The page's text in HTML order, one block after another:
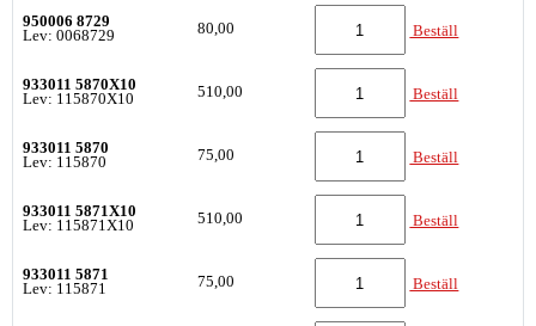
950006 8729
Lev: 0068729
80,00 Beställ
933011 5870X10
Lev: 115870X10
510,00 Beställ
933011 5870
Lev: 115870
75,00 Beställ
933011 5871X10
Lev: 115871X10
510,00 Beställ
933011 5871
Lev: 115871
75,00 Beställ